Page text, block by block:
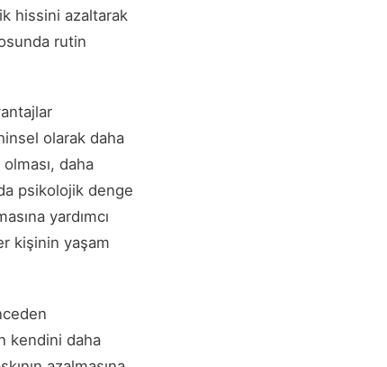
hissini azaltarak
rutin
olarak daha
daha
psikolojik denge
yardımcı
kişinin yaşam
kendini daha